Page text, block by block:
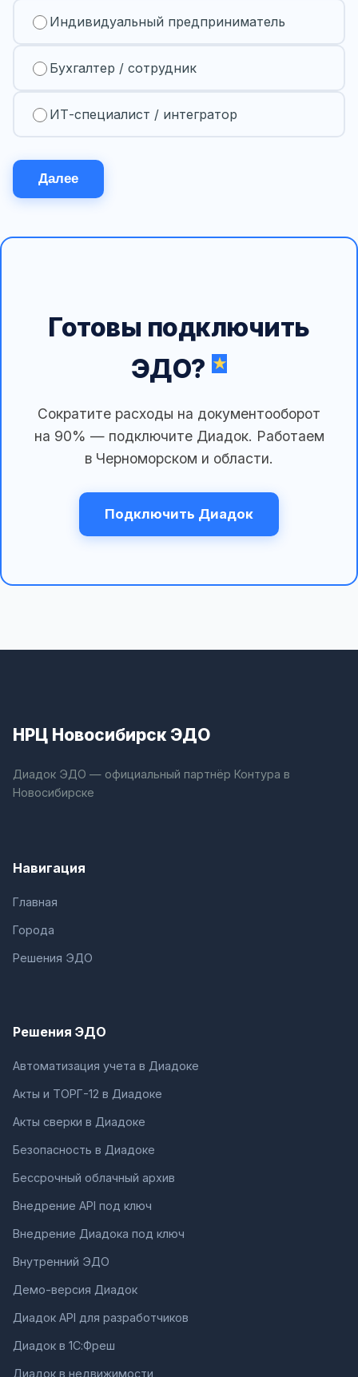
Индивидуальный предприниматель
Бухгалтер / сотрудник
ИТ-специалист / интегратор
Далее
Готовы подключить
ЭДО?
Сократите расходы на документооборот
на 90% — подключите Диадок. Работаем
в Черноморском и области.
Подключить Диадок
НРЦ Новосибирск ЭДО
Диадок ЭДО — официальный партнёр Контура в
Новосибирске
Навигация
Главная
Города
Решения ЭДО
Решения ЭДО
Автоматизация учета в Диадоке
Акты и ТОРГ-12 в Диадоке
Акты сверки в Диадоке
Безопасность в Диадоке
Бессрочный облачный архив
Внедрение API под ключ
Внедрение Диадока под ключ
Внутренний ЭДО
Демо-версия Диадок
Диадок API для разработчиков
Диадок в 1С:Фреш
Диадок в недвижимости